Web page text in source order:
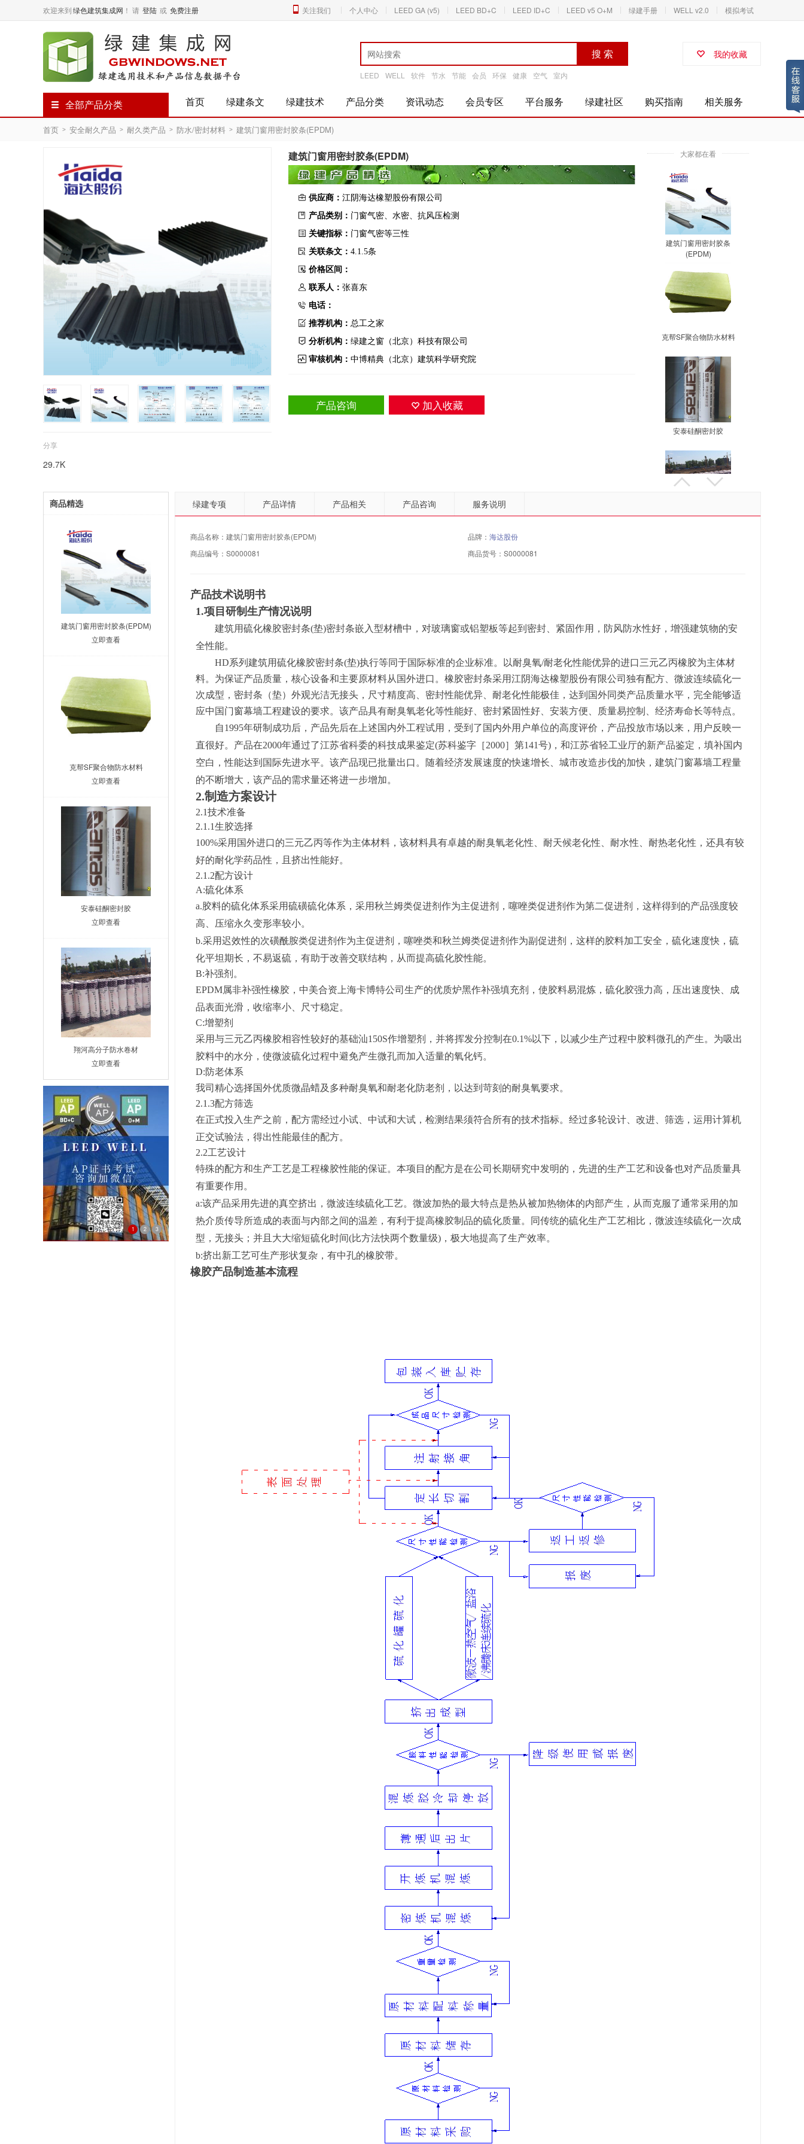
关注我们 个人中心 LEED GA (v5) LEED BD+C LEED ID+C LEED v5 O+M 绿建手册 WELL v2.0 模拟考试
欢迎来到绿色建筑集成网 ！ 请 登陆 或 免费注册
全部产品分类 首页 绿建条文 绿建技术 产品分类 资讯动态 会员专区 平台服务 绿建社区 购买指南 相关服务
搜 索
LEED WELL 软件 节水 节能 会员 环保 健康 空气 室内
我的收藏
首页 > 安全耐久产品 > 耐久类产品 > 防水/密封材料 > 建筑门窗用密封胶条(EPDM)
分享
29.7K
建筑门窗用密封胶条(EPDM)
供应商： 江阴海达橡塑股份有限公司
产品类别： 门窗气密、水密、抗风压检测
关键指标： 门窗气密等三性
关联条文： 4.1.5条
价格区间：
联系人： 张喜东
电话：
推荐机构： 总工之家
分析机构： 绿建之窗（北京）科技有限公司
审核机构： 中博精典（北京）建筑科学研究院
产品咨询 加入收藏
大家都在看
建筑门窗用密封胶条
(EPDM)
克帮SF聚合物防水材料
安泰硅酮密封胶
绿建专项 产品详情 产品相关 产品咨询 服务说明
商品名称：建筑门窗用密封胶条(EPDM) 品牌： 海达股份
商品编号：S0000081
商品货号： S0000081
产品技术说明书
1.项目研制生产情况说明
建筑用硫化橡胶密封条(垫)密封条嵌入型材槽中，对玻璃窗或铝塑板等起到密封、紧固作用，防风防水性好，增强建筑物的安
全性能。
HD系列建筑用硫化橡胶密封条(垫)执行等同于国际标准的企业标准。以耐臭氧/耐老化性能优异的进口三元乙丙橡胶为主体材
料。为保证产品质量，核心设备和主要原材料从国外进口。橡胶密封条采用江阴海达橡塑股份有限公司独有配方、微波连续硫化一
次成型，密封条（垫）外观光洁无接头，尺寸精度高、密封性能优异、耐老化性能极佳，达到国外同类产品质量水平，完全能够适
应中国门窗幕墙工程建设的要求。该产品具有耐臭氧老化等性能好、密封紧固性好、安装方便、质量易控制、经济寿命长等特点。
自1995年研制成功后，产品先后在上述国内外工程试用，受到了国内外用户单位的高度评价，产品投放市场以来，用户反映一
直很好。产品在2000年通过了江苏省科委的科技成果鉴定(苏科鉴字［2000］第141号) ，和江苏省轻工业厅的新产品鉴定，填补国内
空白，性能达到国际先进水平。该产品现已批量出口。随着经济发展速度的快速增长、城市改造步伐的加快，建筑门窗幕墙工程量
的不断增大，该产品的需求量还将进一步增加。
2.制造方案设计
2.1技术准备
2.1 .1生胶选择
100%采用国外进口的三元乙丙等作为主体材料，该材料具有卓越的耐臭氧老化性、耐天候老化性、耐水性、耐热老化性，还具有较
好的耐化学药品性，且挤出性能好。
2.1.2配方设计
A:硫化体系
a.胶料的硫化体系采用硫磺硫化体系，采用秋兰姆类促进剂作为主促进剂，噻唑类促进剂作为第二促进剂，这样得到的产品强度较
高、压缩永久变形率较小。
b.采用迟效性的次磺酰胺类促进剂作为主促进剂，噻唑类和秋兰姆类促进剂作为副促进剂，这样的胶料加工安全，硫化速度快，硫
化平坦期长，不易返硫，有助于改善交联结构，从而提高硫化胶性能。
B:补强剂。
EPDM属非补强性橡胶，中美合资上海卡博特公司生产的优质炉黑作补强填充剂，使胶料易混炼，硫化胶强力高，压出速度快、成
品表面光滑，收缩率小、尺寸稳定。
C:增塑剂
采用与三元乙丙橡胶相容性较好的基础汕150S作增塑剂，并将挥发分控制在0.1%以下，以减少生产过程中胶料微孔的产生。为吸出
胶料中的水分，使微波硫化过程中避免产生微孔而加入适量的氧化钙。
D:防老体系
我司精心选择国外优质微晶蜡及多种耐臭氧和耐老化防老剂，以达到苛刻的耐臭氧要求。
2.1.3配方筛选
在正式投入生产之前，配方需经过小试、中试和大试，检测结果须符合所有的技术指标。经过多轮设计、改进、筛选，运用计算机
正交试验法，得出性能最佳的配方。
2.2工艺设计
特殊的配方和生产工艺是工程橡胶性能的保证。本项目的配方是在公司长期研究中发明的，先进的生产工艺和设备也对产品质量具
有重要作用。
a:该产品采用先进的真空挤出，微波连续硫化工艺。微波加热的最大特点是热从被加热物体的内部产生，从而克服了通常采用的加
热介质传导所造成的表面与内部之间的温差，有利于提高橡胶制品的硫化质量。同传统的硫化生产工艺相比，微波连续硫化一次成
型，无接头；并且大大缩短硫化时间(比方法快两个数量级)，极大地提高了生产效率。
b:挤出新工艺可生产形状复杂，有中孔的橡胶带。
橡胶产品制造基本流程
商品精选
建筑门窗用密封胶条(EPDM)
立即查看
克帮SF聚合物防水材料
立即查看
安泰硅酮密封胶
立即查看
翔河高分子防水卷材
立即查看
1 2 3